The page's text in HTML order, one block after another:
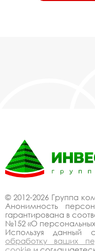
© 2012-2026 Группа
Анонимность
гарантирована в
№152 «О
Используя данный
обработку ваших